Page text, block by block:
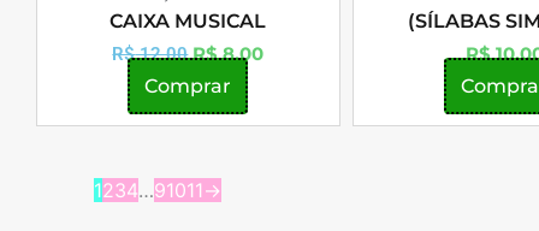
CAIXA MUSICAL
R$12,00 R$8,00
Comprar
(SÍLABAS
R$
1234…91011 →